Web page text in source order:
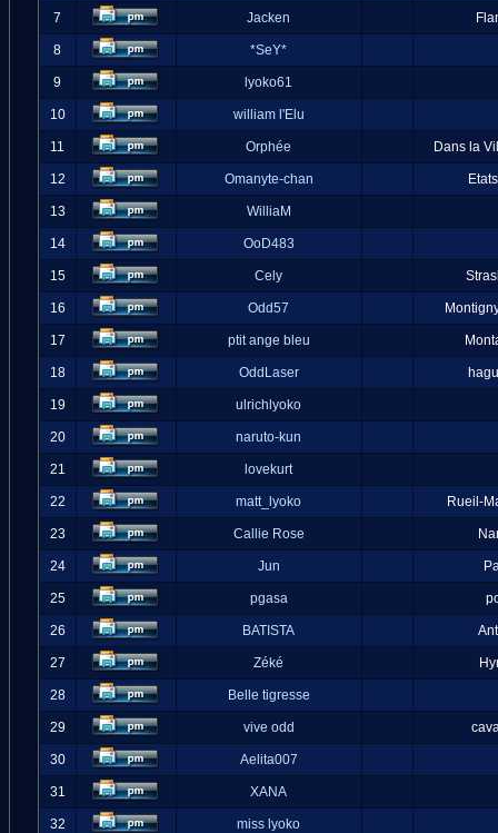
7 Jacken
8 *SeY*
9 lyoko61
10 william l'Elu
11 Orphée Dans la
12 Omanyte-chan
13 WilliaM
14 OoD483
15 Cely
16 Odd57
17 ptit ange bleu
18 OddLaser
19 ulrichlyoko
20 naruto-kun
21 lovekurt
22 matt_lyoko Rueil-
23 Callie Rose
24 Jun
25 pgasa
26 BATISTA
27 Zéké
28 Belle tigresse
29 vive odd
30 Aelita007
31 XANA
32 miss lyoko